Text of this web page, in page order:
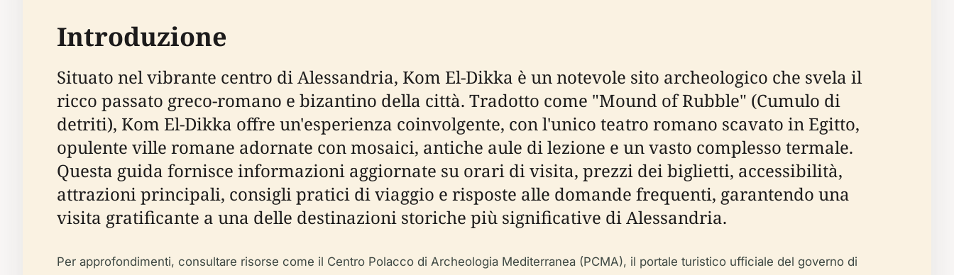
Introduzione
Situato nel vibrante centro di Alessandria, Kom El-Dikka è un notevole sito archeologico che svela il
ricco passato greco-romano e bizantino della città. Tradotto come "Mound of Rubble" (Cumulo di
detriti), Kom El-Dikka offre un'esperienza coinvolgente, con l'unico teatro romano scavato in Egitto,
opulente ville romane adornate con mosaici, antiche aule di lezione e un vasto complesso termale.
Questa guida fornisce informazioni aggiornate su orari di visita, prezzi dei biglietti, accessibilità,
attrazioni principali, consigli pratici di viaggio e risposte alle domande frequenti, garantendo una
visita gratificante a una delle destinazioni storiche più significative di Alessandria.
Per approfondimenti, consultare risorse come il Centro Polacco di Archeologia Mediterranea (PCMA), il portale turistico ufficiale del governo di